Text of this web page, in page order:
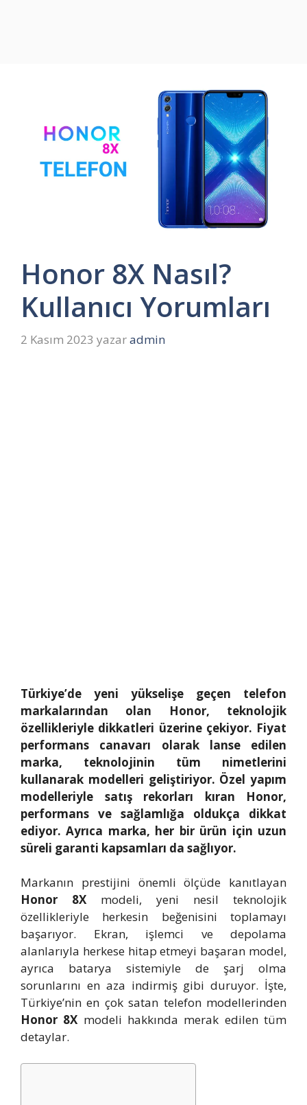
Honor 8X Nasıl?
Kullanıcı Yorumları
2 Kasım 2023 yazaradmin
Türkiye’de yeni yükselişe geçen telefon
markalarından olan Honor, teknolojik
özellikleriyle dikkatleri üzerine çekiyor. Fiyat
performans canavarı olarak lanse edilen
marka, teknolojinin tüm nimetlerini
kullanarak modelleri geliştiriyor. Özel yapım
modelleriyle satış rekorları kıran Honor,
performans ve sağlamlığa oldukça dikkat
ediyor. Ayrıca marka, her bir ürün için uzun
süreli garanti kapsamları da sağlıyor.
Markanın prestijini önemli ölçüde kanıtlayan
Honor 8X modeli, yeni nesil teknolojik
özellikleriyle herkesin beğenisini toplamayı
başarıyor. Ekran, işlemci ve depolama
alanlarıyla herkese hitap etmeyi başaran model,
ayrıca batarya sistemiyle de şarj olma
sorunlarını en aza indirmiş gibi duruyor. İşte,
Türkiye’nin en çok satan telefon modellerinden
Honor 8X modeli hakkında merak edilen tüm
detaylar.